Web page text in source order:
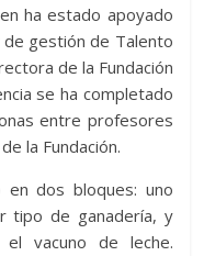
ha estado apoyado
gestión de Talento
de la Fundación
se ha completado
entre profesores
la Fundación.
en dos bloques: uno
tipo de ganadería, y
vacuno de leche.